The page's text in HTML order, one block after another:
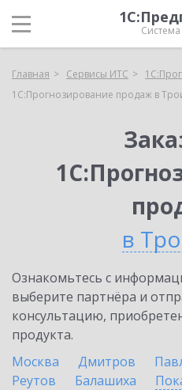
Главная Сервисы ИТС
1С:Прогнозирование продаж в
в
Ознакомьтесь с
выберите партнёра и
консультацию,
продукта.
Москва
Дмитров
Реутов
Балашиха